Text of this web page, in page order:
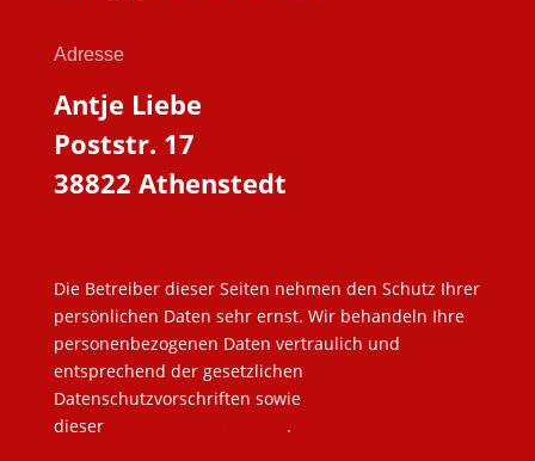
Adresse
Antje Liebe
Poststr. 17
38822 Athenstedt
Die Betreiber dieser Seiten nehmen den Schutz Ihrer
persönlichen Daten sehr ernst. Wir behandeln Ihre
personenbezogenen Daten vertraulich und
entsprechend der gesetzlichen
Datenschutzvorschriften sowie
dieser
.